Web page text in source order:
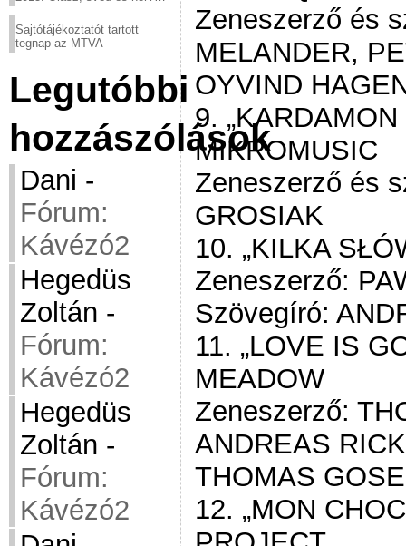
Sajtótájékoztatót tartott
tegnap az MTVA
Legutóbbi
hozzászólások
Dani -
Fórum:
Kávézó2
Hegedüs
Zoltán -
Fórum:
Kávézó2
Hegedüs
Zoltán -
Fórum:
Kávézó2
Zeneszerző és
MELANDER,
OYVIND
9.
MIKROMUSIC
Zeneszerző és
GROSIAK
10. „KILKA
Zeneszerző:
Szövegíró:
11. „LOVE IS
MEADOW
Zeneszerző:
ANDREAS
THOMAS
12. „MON